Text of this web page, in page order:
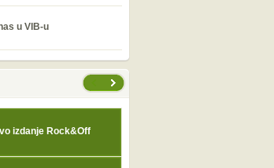
u VIB-u
izdanje Rock&Off